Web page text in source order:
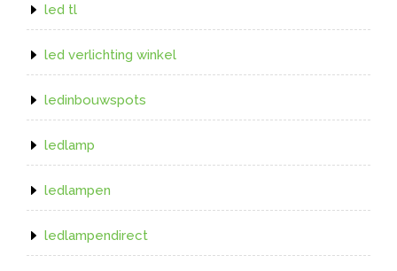
led tl
led verlichting winkel
ledinbouwspots
ledlamp
ledlampen
ledlampendirect